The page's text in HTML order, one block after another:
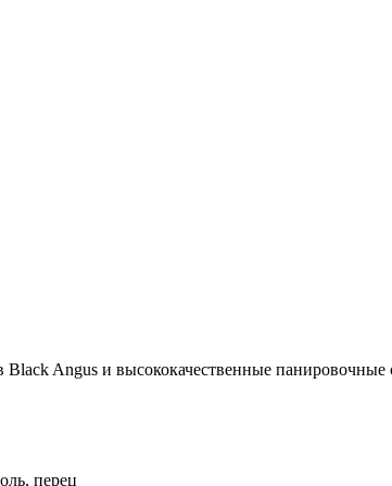
Angus и высококачественные панировочные
перец